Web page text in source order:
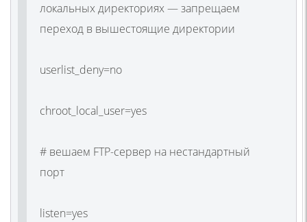
локальных директориях — запрещаем
переход в вышестоящие директории
userlist_deny=no
chroot_local_user=yes
# вешаем FTP-сервер на нестандартный
порт
listen=yes